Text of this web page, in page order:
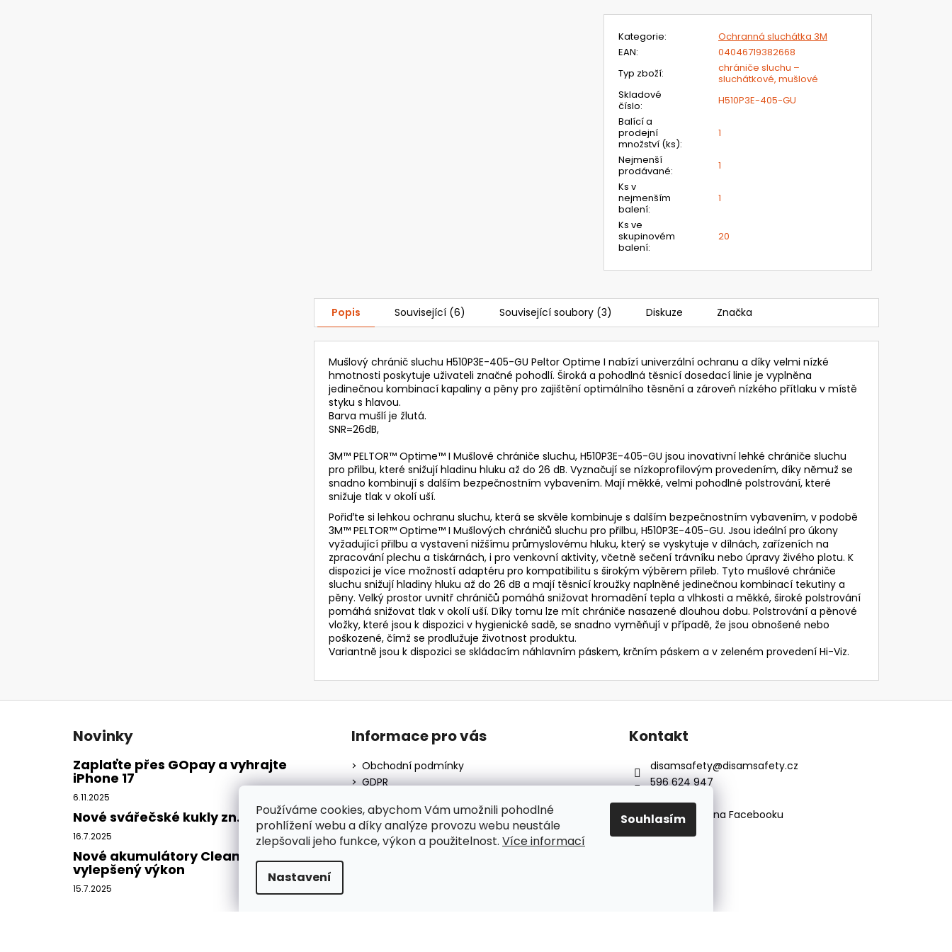
Používáme cookies, abychom Vám umožnili pohodlné
prohlížení webu a díky analýze provozu webu neustále
zlepšovali jeho funkce, výkon a použitelnost. Více informací
Nastavení
Souhlasím
Kategorie:
Ochranná sluchátka 3M
EAN:
04046719382668
Typ zboží:
chrániče sluchu –
sluchátkové, mušlové
Skladové
číslo:
H510P3E-405-GU
Balící a
prodejní
množství (ks):
1
Nejmenší
prodávané:
1
Ks v
nejmenším
balení:
1
Ks ve
skupinovém
balení:
20
Popis Související (6) Související soubory (3) Diskuze Značka
Mušlový chránič sluchu H510P3E-405-GU Peltor Optime I nabízí univerzální ochranu a díky velmi nízké
hmotnosti poskytuje uživateli značné pohodlí. Široká a pohodlná těsnicí dosedací linie je vyplněna
jedinečnou kombinací kapaliny a pěny pro zajištění optimálního těsnění a zároveň nízkého přítlaku v místě
styku s hlavou.
Barva mušlí je žlutá.
SNR=26dB,
3M™ PELTOR™ Optime™ I Mušlové chrániče sluchu, H510P3E-405-GU jsou inovativní lehké chrániče sluchu
pro přilbu, které snižují hladinu hluku až do 26 dB. Vyznačují se nízkoprofilovým provedením, díky němuž se
snadno kombinují s dalším bezpečnostním vybavením. Mají měkké, velmi pohodlné polstrování, které
snižuje tlak v okolí uší.
Pořiďte si lehkou ochranu sluchu, která se skvěle kombinuje s dalším bezpečnostním vybavením, v podobě
3M™ PELTOR™ Optime™ I Mušlových chráničů sluchu pro přilbu, H510P3E-405-GU. Jsou ideální pro úkony
vyžadující přilbu a vystavení nižšímu průmyslovému hluku, který se vyskytuje v dílnách, zařízeních na
zpracování plechu a tiskárnách, i pro venkovní aktivity, včetně sečení trávníku nebo úpravy živého plotu. K
dispozici je více možností adaptéru pro kompatibilitu s širokým výběrem přileb. Tyto mušlové chrániče
sluchu snižují hladiny hluku až do 26 dB a mají těsnicí kroužky naplněné jedinečnou kombinací tekutiny a
pěny. Velký prostor uvnitř chráničů pomáhá snižovat hromadění tepla a vlhkosti a měkké, široké polstrování
pomáhá snižovat tlak v okolí uší. Díky tomu lze mít chrániče nasazené dlouhou dobu. Polstrování a pěnové
vložky, které jsou k dispozici v hygienické sadě, se snadno vyměňují v případě, že jsou obnošené nebo
poškozené, čímž se prodlužuje životnost produktu.
Variantně jsou k dispozici se skládacím náhlavním páskem, krčním páskem a v zeleném provedení Hi-Viz.
Z
Novinky
Zaplaťte přes GOpay a vyhrajte
iPhone 17
6.11.2025
Nové svářečské kukly zn. CleanAIR
16.7.2025
Nové akumulátory CleanAIR -
vylepšený výkon
15.7.2025
Informace pro vás
Obchodní podmínky
GDPR
Moje objednávka
Blog
Kontakt
disamsafety@disamsafety.cz
596 624 947
Sledujte nás na Facebooku